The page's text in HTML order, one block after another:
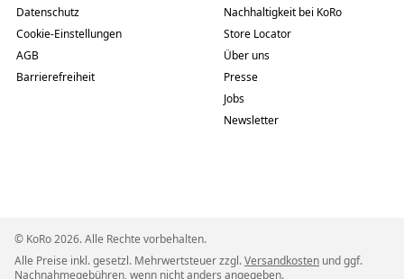
Datenschutz
Cookie-Einstellungen
AGB
Barrierefreiheit
Nachhaltigkeit bei KoRo
Store Locator
Über uns
Presse
Jobs
Newsletter
© KoRo 2026. Alle Rechte vorbehalten.
Alle Preise inkl. gesetzl. Mehrwertsteuer zzgl.Versandkosten und ggf.
Nachnahmegebühren, wenn nicht anders angegeben.